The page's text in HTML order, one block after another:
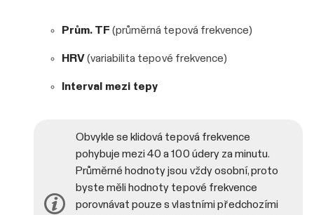
Prům. TF (průměrná tepová frekvence)
HRV(variabilita tepové frekvence)
Interval mezi tepy
Obvykle se klidová tepová frekvence
pohybuje mezi 40 a 100 údery za minutu.
Průměrné hodnoty jsou vždy osobní, proto
byste měli hodnoty tepové frekvence
porovnávat pouze s vlastními předchozími